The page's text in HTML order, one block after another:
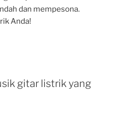
dan mempesona.
Anda!
gitar listrik yang